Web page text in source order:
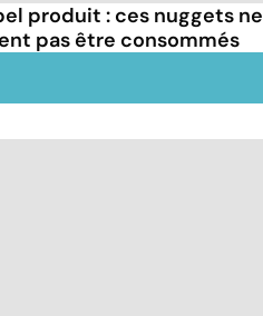
produit : ces nuggets ne
pas être consommés